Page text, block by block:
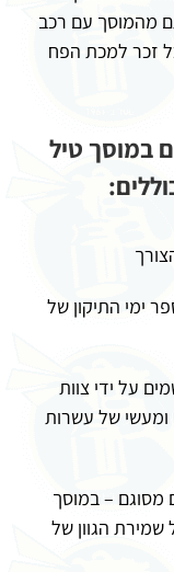
מהמוסך עם רכב
זכר למכת הפח
במוסך טיל
ימי התיקון של
על ידי צוות
ומעשי של עשרות
מסוגם – במוסך
הגוון של